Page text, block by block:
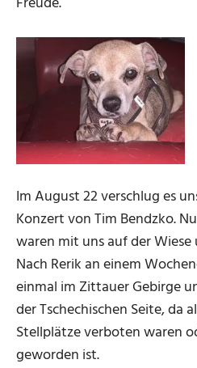
Im August 22 verschlug es
Konzert von Tim Bendzko.
waren mit uns auf der
Nach Rerik an einem
einmal im Zittauer Gebirge
der Tschechischen Seite, da
Stellplätze verboten waren
geworden ist.